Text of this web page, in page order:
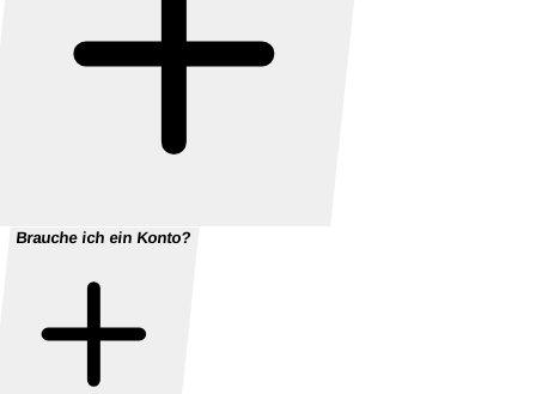
Brauche ich ein Konto?